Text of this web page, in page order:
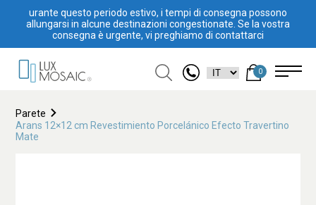
urante questo periodo estivo, i tempi di consegna possono
allungarsi in alcune destinazioni congestionate. Se la vostra
consegna è urgente, vi preghiamo di contattarci
0
Parete
Arans 12×12 cm Revestimiento Porcelánico Efecto Travertino
Mate